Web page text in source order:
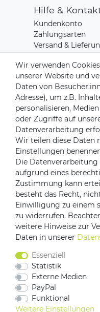
Hilfe &
Kundenkonto
Zahlungsarten
Versand &
Kontakt zu uns
Versandpartner
Impressum
Wir verwenden
unserer Website und
Daten von
Adresse), um z.B.
personalisieren,
oder Zugriffe auf
Datenverarbeitung
Wir teilen diese Daten
Einstellungen
Die
aufgrund eines
Zustimmung kann
besteht das Recht,
Einwilligung zu einem
zu widerrufen.
weitere Hinweise zur
Daten in unserer
Essenziell
Statistik
Externe Medien
PayPal
Funktional
Weitere Einstellungen